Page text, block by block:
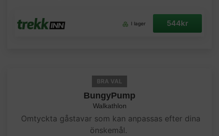
I lager 544kr
BRA VAL
BungyPump
Walkathlon
Omtyckta gåstavar som kan anpassas efter dina
önskemål.